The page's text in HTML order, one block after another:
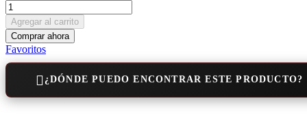
Agregar al carrito
Comprar ahora
Favoritos
¿DÓNDE PUEDO ENCONTRAR ESTE PRODUCTO?